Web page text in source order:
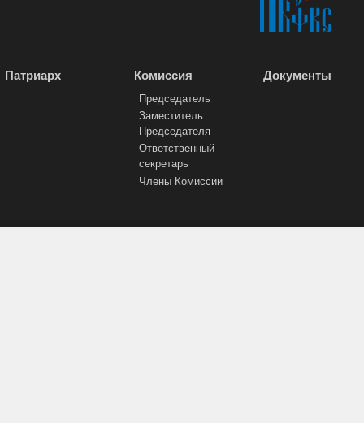
Патриарх Комиссия
Председатель
Заместитель
Председателя
Ответственный
секретарь
Члены Комиссии
Документы